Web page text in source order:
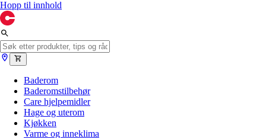
Hopp til innhold
Baderom
Baderomstilbehør
Care hjelpemidler
Hage og uterom
Kjøkken
Varme og inneklima